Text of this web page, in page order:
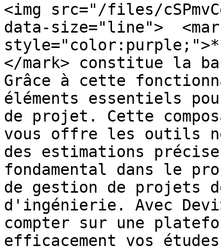
<img src="/files/
data-size="line">
</mark> constitue la
Grâce à cette
éléments essentiels
de projet. Cette
vous offre les outils
des estimations
fondamental dans le
de gestion de projets
d'ingénierie. Avec
compter sur une
efficacement vos